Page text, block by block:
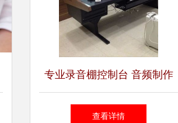
专业录音棚控制台 音频制作
的工业美学
查看详情